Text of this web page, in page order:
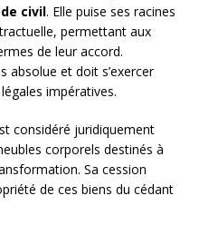
civil. Elle puise ses racines
permettant aux
de leur accord.
absolue et doit s’exercer
impératives.
considéré juridiquement
corporels destinés à
Sa cession
de ces biens du cédant